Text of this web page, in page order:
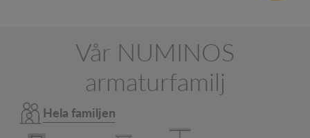
Vår NUMINOS
armaturfamilj
Hela familjen